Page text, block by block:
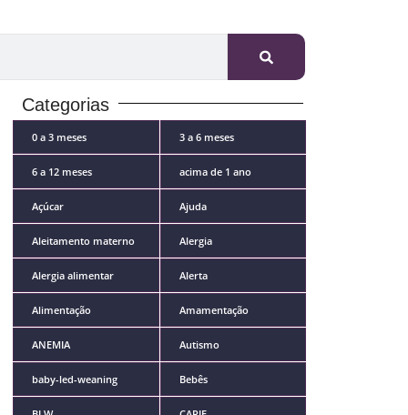
Categorias
0 a 3 meses 3 a 6 meses
6 a 12 meses acima de 1 ano
Açúcar Ajuda
Aleitamento materno Alergia
Alergia alimentar Alerta
Alimentação Amamentação
ANEMIA Autismo
baby-led-weaning Bebês